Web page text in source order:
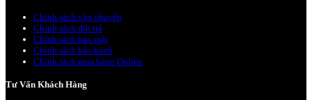
Chính sách vận chuyển
Chính sách đổi trả
Chính sách bảo mật
Chính sách bảo hành
Chính sách mua hàng Online
Tư Vấn Khách Hàng